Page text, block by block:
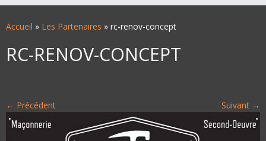
auAccueil » Les Partenaires » rc-renov-concept
RC-RENOV-CONCEPT
← Précédent Suivant →